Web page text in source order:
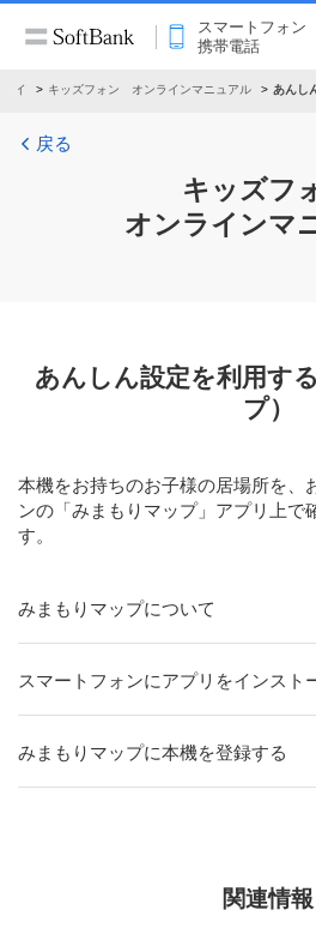
スマートフォン
携帯電話
イ キッズフォン オンラインマニュアル あんし
戻る
キッズフ
オンラインマ
あんしん設定を利用す
プ）
本機をお持ちのお子様の居場所を、
ンの「みまもりマップ」アプリ上で
す。
みまもりマップについて
スマートフォンにアプリをインスト
みまもりマップに本機を登録する
関連情報